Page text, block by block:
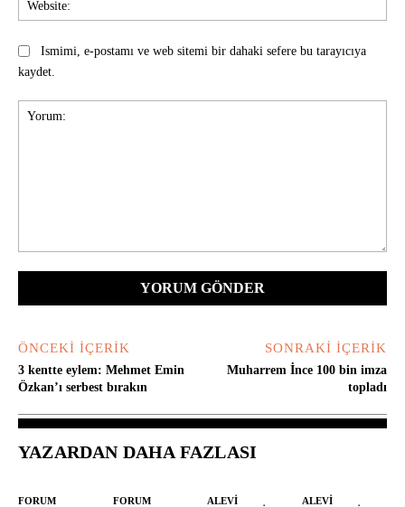
Ismimi, e-postamı ve web sitemi bir dahaki sefere bu tarayıcıya
kaydet.
ÖNCEKI İÇERIK
3 kentte eylem: Mehmet Emin
Özkan’ı serbest bırakın
SONRAKI İÇERIK
Muharrem İnce 100 bin imza
topladı
YAZARDAN DAHA FAZLASI
FORUM FORUM
ALEVI
ALEVI